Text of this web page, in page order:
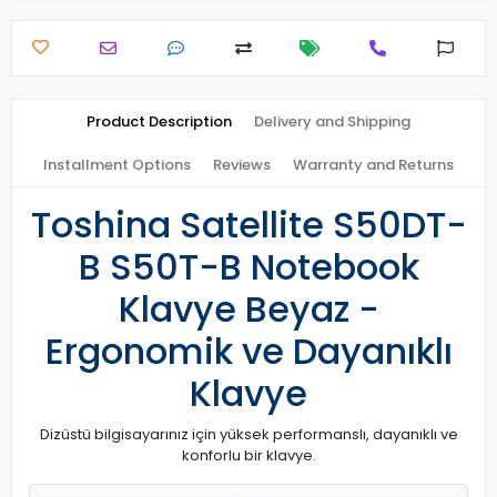
Product Description Delivery and Shipping
Installment Options Reviews Warranty and Returns
Toshina Satellite S50DT-
B S50T-B Notebook
Klavye Beyaz -
Ergonomik ve Dayanıklı
Klavye
Dizüstü bilgisayarınız için yüksek performanslı, dayanıklı ve
konforlu bir klavye.